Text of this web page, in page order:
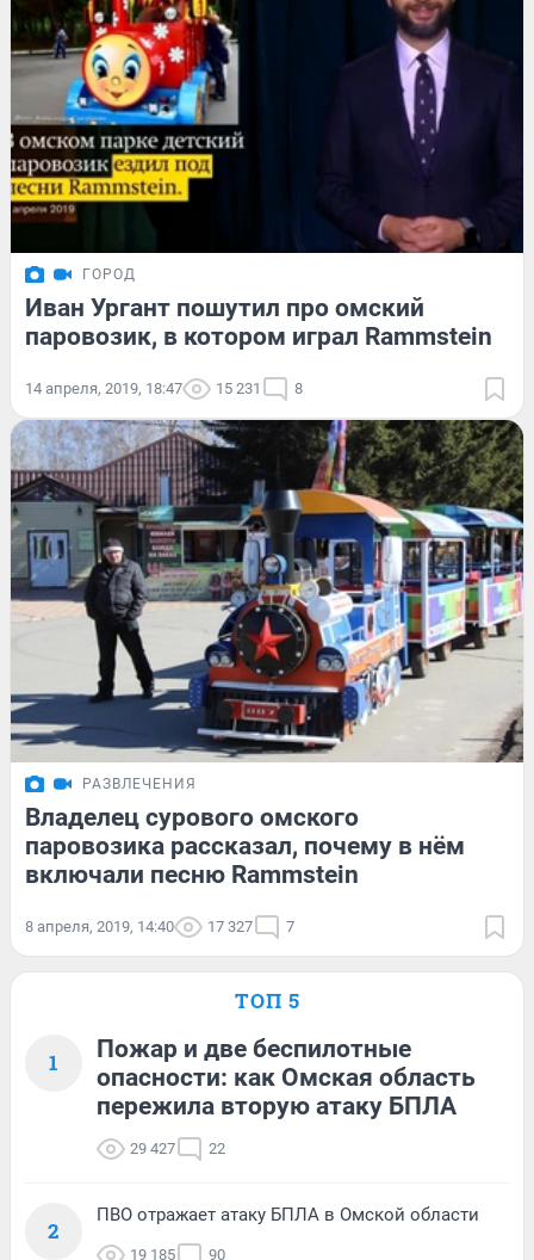
ГОРОД
Иван Ургант пошутил про омский
паровозик, в котором играл Rammstein
14 апреля, 2019, 18:47 15 231 8
РАЗВЛЕЧЕНИЯ
Владелец сурового омского
паровозика рассказал, почему в нём
включали песню Rammstein
8 апреля, 2019, 14:40 17 327 7
ТОП 5
1
Пожар и две беспилотные
опасности: как Омская область
пережила вторую атаку БПЛА
29 427 22
2
ПВО отражает атаку БПЛА в Омской области
19 185 90